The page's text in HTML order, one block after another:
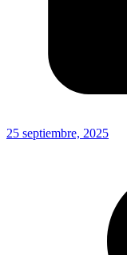
25 septiembre, 2025